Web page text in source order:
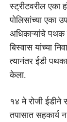
स्ट्रीटवरील एका
पोलिसांच्या एका
अधिकाऱ्यांचे पथक
बिस्वास यांच्या
त्यानंतर ईडी
केला.
१४ मे रोजी ईडीने
तपासात सहकार्य